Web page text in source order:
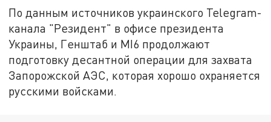
По данным источников украинского Telegram-
канала "Резидент" в офисе президента
Украины, Генштаб и MI6 продолжают
подготовку десантной операции для захвата
Запорожской АЭС, которая хорошо охраняется
русскими войсками.